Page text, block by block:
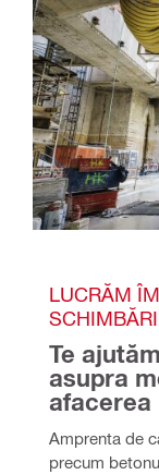
LUCRĂM
Te
asupra
afacerea
Amprenta de
precum